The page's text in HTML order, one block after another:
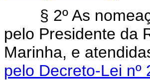
§ 2º As
pelo Presidente da
Marinha, e
pelo Decreto-Lei nº